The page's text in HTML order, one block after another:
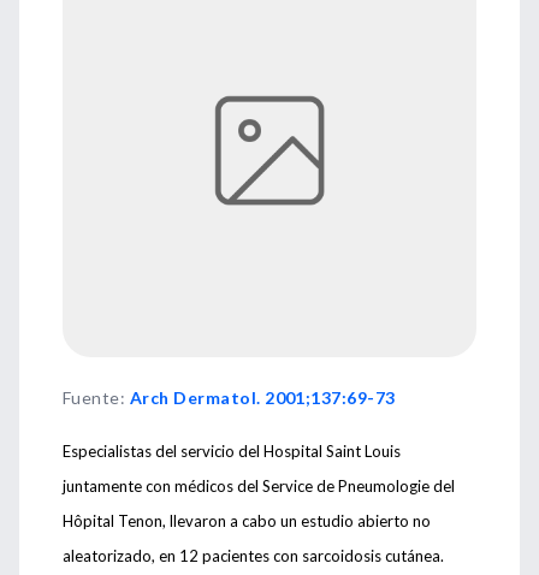
Fuente: Arch Dermatol. 2001;137:69-73
Especialistas del servicio del Hospital Saint Louis
juntamente con médicos del Service de Pneumologie del
Hôpital Tenon, llevaron a cabo un estudio abierto no
aleatorizado, en 12 pacientes con sarcoidosis cutánea.